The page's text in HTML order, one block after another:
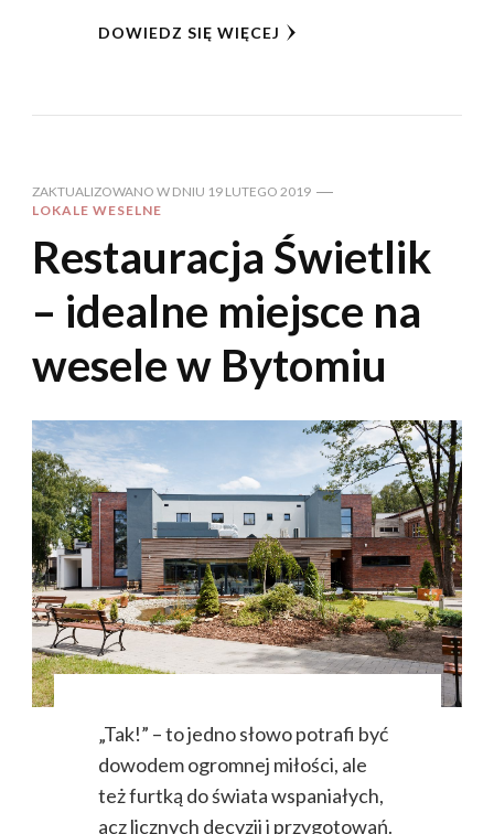
DOWIEDZ SIĘ WIĘCEJ
ZAKTUALIZOWANO W DNIU 19 LUTEGO 2019
LOKALE WESELNE
Restauracja Świetlik
– idealne miejsce na
wesele w Bytomiu
„Tak!” – to jedno słowo potrafi być
dowodem ogromnej miłości, ale
też furtką do świata wspaniałych,
acz licznych decyzji i przygotowań.